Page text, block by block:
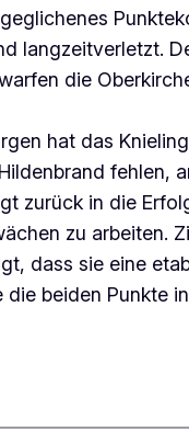
langzeitverletzt.
die
hat das
fehlen,
zurück in die
zu arbeiten.
dass sie eine
die beiden Punkte